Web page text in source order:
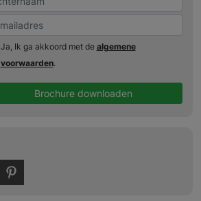
Ja, Ik ga akkoord met de algemene
voorwaarden.
Brochure downloaden